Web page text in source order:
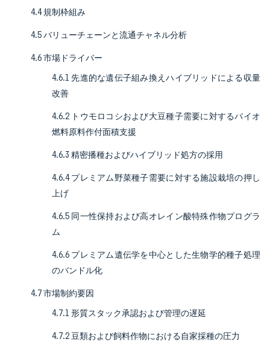
4.4 規制枠組み
4.5 バリューチェーンと流通チャネル分析
4.6 市場ドライバー
4.6.1 先進的な遺伝子組み換えハイブリッドによる収量
改善
4.6.2 トウモロコシおよび大豆種子需要に対するバイオ
燃料原料作付面積支援
4.6.3 精密播種およびハイブリッド処方の採用
4.6.4 プレミアム野菜種子需要に対する施設栽培の押し
上げ
4.6.5 同一性保持および高オレイン酸特殊作物プログラ
ム
4.6.6 プレミアム遺伝学を中心とした生物学的種子処理
のバンドル化
4.7 市場制約要因
4.7.1 形質スタック承認および管理の遅延
4.7.2 豆類および飼料作物における自家採種の圧力